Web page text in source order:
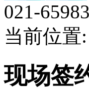
021-
当前位置:
现场签